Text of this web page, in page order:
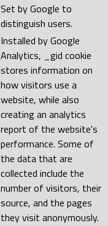
Set by Google to
distinguish users.
Installed by Google
Analytics, _gid cookie
stores information on
how visitors use a
website, while also
creating an analytics
report of the website's
performance. Some of
the data that are
collected include the
number of visitors, their
source, and the pages
they visit anonymously.